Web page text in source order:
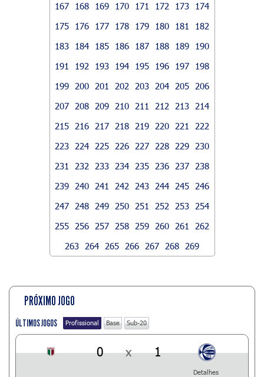
167
168 169 170 171 172 173
174
175
176 177 178 179 180 181
182
183
184 185 186 187 188 189
190
191
192 193 194 195 196 197
198
199
200 201 202 203 204 205
206
207
208 209 210 211 212 213
214
215
216 217 218 219 220 221
222
223
224 225 226 227 228 229
230
231
232 233 234 235 236 237
238
239
240 241 242 243 244 245
246
247
248 249 250 251 252 253
254
255
256 257 258 259 260 261
262
263
264 265 266 267 268 269
PRÓXIMO JOGO
ÚLTIMOS JOGOS Profissional Base Sub-20
0 x 1
Detalhes